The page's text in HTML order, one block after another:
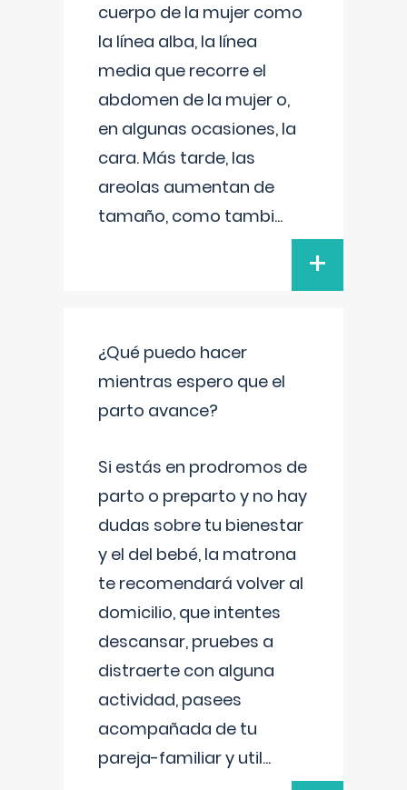
cuerpo de la mujer como
la línea alba, la línea
media que recorre el
abdomen de la mujer o,
en algunas ocasiones, la
cara. Más tarde, las
areolas aumentan de
tamaño, como tambi...
+
¿Qué puedo hacer
mientras espero que el
parto avance?
Si estás en prodromos de
parto o preparto y no hay
dudas sobre tu bienestar
y el del bebé, la matrona
te recomendará volver al
domicilio, que intentes
descansar, pruebes a
distraerte con alguna
actividad, pasees
acompañada de tu
pareja-familiar y util...